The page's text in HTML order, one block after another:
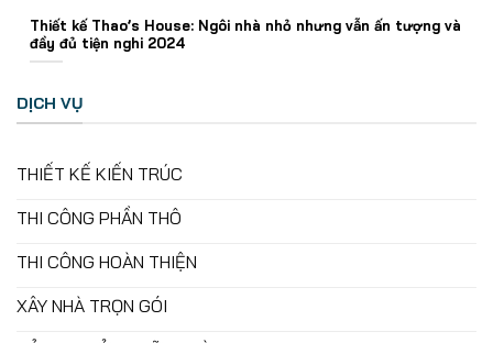
Thiết kế Thao’s House: Ngôi nhà nhỏ nhưng vẫn ấn tượng và
đầy đủ tiện nghi 2024
DỊCH VỤ
THIẾT KẾ KIẾN TRÚC
THI CÔNG PHẦN THÔ
THI CÔNG HOÀN THIỆN
XÂY NHÀ TRỌN GÓI